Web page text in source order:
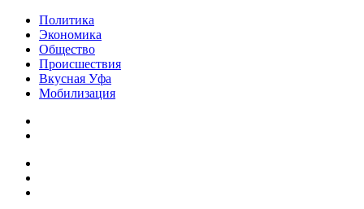
Политика
Экономика
Общество
Происшествия
Вкусная Уфа
Мобилизация